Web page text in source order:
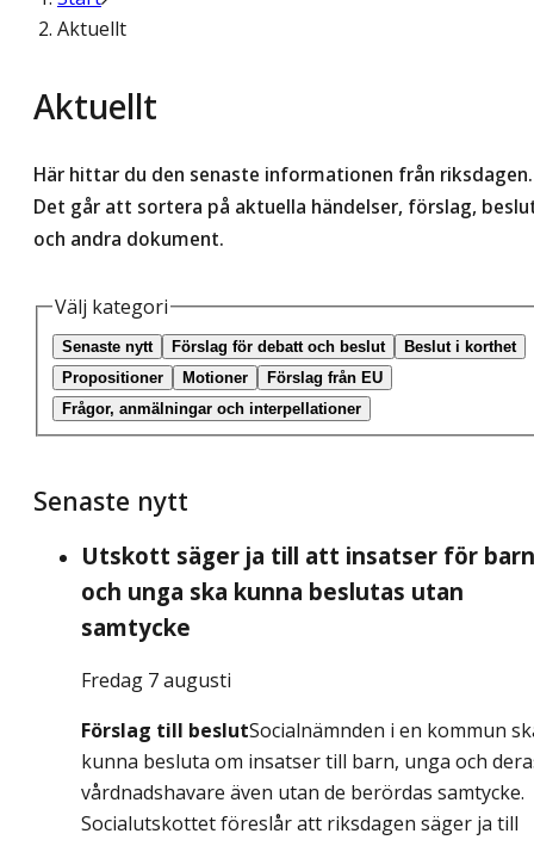
Aktuellt
Aktuellt
Här hittar du den senaste informationen från riksdagen.
Det går att sortera på aktuella händelser, förslag,
och andra dokument.
Välj kategori
Senaste nytt Förslag för debatt och beslut
Beslut i korthet
Propositioner
Motioner
Förslag från EU
Frågor, anmälningar och interpellationer
Senaste nytt
Utskott säger ja till att insatser för barn
och unga ska kunna beslutas utan
samtycke
Fredag 7 augusti
Förslag till beslutSocialnämnden i en kommun
kunna besluta om insatser till barn, unga och
vårdnadshavare även utan de berördas samtycke.
Socialutskottet föreslår att riksdagen säger ja till